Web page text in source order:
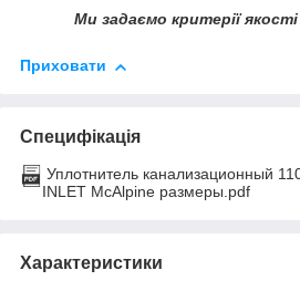
Ми задаємо критерії
Приховати
Специфікація
Уплотнитель канализационный
INLET McAlpine размеры.pdf
Характеристики